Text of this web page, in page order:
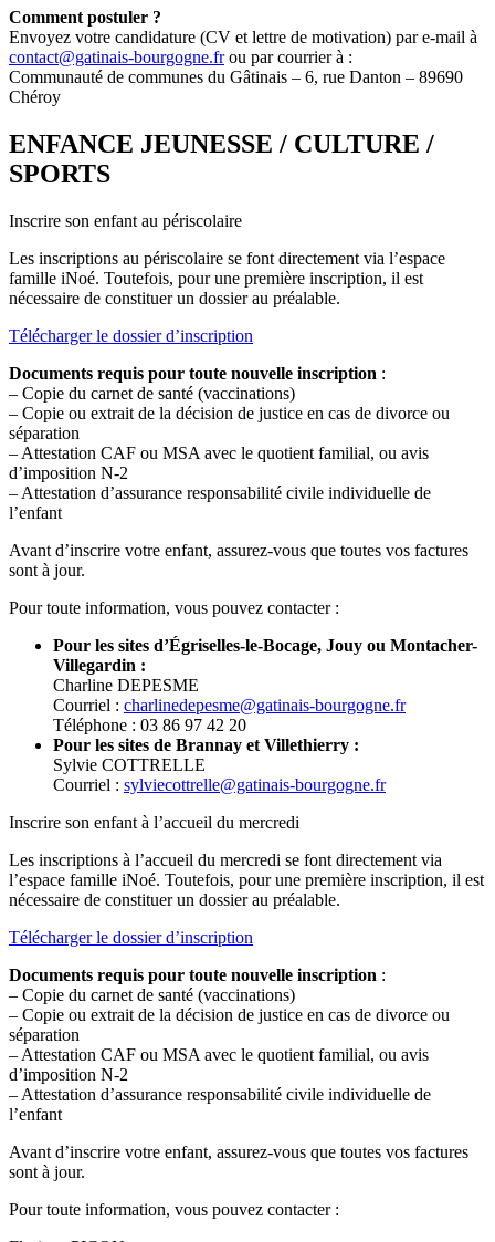
Comment postuler ?
Envoyez votre candidature (CV et lettre de motivation) par e-mail à
contact@gatinais-bourgogne.frou par courrier à :
Communauté de communes du Gâtinais – 6, rue Danton – 89690
Chéroy
ENFANCE JEUNESSE / CULTURE /
SPORTS
Inscrire son enfant au périscolaire
Les inscriptions au périscolaire se font directement via l’espace
famille iNoé. Toutefois, pour une première inscription, il est
nécessaire de constituer un dossier au préalable.
Télécharger le dossier d’inscription
Documents requis pour toute nouvelle inscription :
– Copie du carnet de santé (vaccinations)
– Copie ou extrait de la décision de justice en cas de divorce ou
séparation
– Attestation CAF ou MSA avec le quotient familial, ou avis
d’imposition N-2
– Attestation d’assurance responsabilité civile individuelle de
l’enfant
Avant d’inscrire votre enfant, assurez-vous que toutes vos factures
sont à jour.
Pour toute information, vous pouvez contacter :
Pour les sites d’Égriselles-le-Bocage, Jouy ou Montacher-
Villegardin :
Charline DEPESME
Courriel : charlinedepesme@gatinais-bourgogne.fr
Téléphone : 03 86 97 42 20
Pour les sites de Brannay et Villethierry :
Sylvie COTTRELLE
Courriel : sylviecottrelle@gatinais-bourgogne.fr
Inscrire son enfant à l’accueil du mercredi
Les inscriptions à l’accueil du mercredi se font directement via
l’espace famille iNoé. Toutefois, pour une première inscription, il est
nécessaire de constituer un dossier au préalable.
Télécharger le dossier d’inscription
Documents requis pour toute nouvelle inscription :
– Copie du carnet de santé (vaccinations)
– Copie ou extrait de la décision de justice en cas de divorce ou
séparation
– Attestation CAF ou MSA avec le quotient familial, ou avis
d’imposition N-2
– Attestation d’assurance responsabilité civile individuelle de
l’enfant
Avant d’inscrire votre enfant, assurez-vous que toutes vos factures
sont à jour.
Pour toute information, vous pouvez contacter :